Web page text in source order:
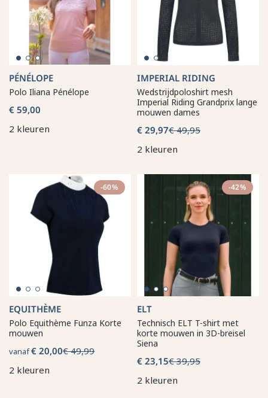
PÉNÉLOPE
Polo Iliana Pénélope
€ 59,00
2 kleuren
IMPERIAL RIDING
Wedstrijdpoloshirt mesh
Imperial Riding Grandprix lange
mouwen dames
€ 29,97€ 49,95
2 kleuren
-60%
EQUITHÈME
Polo Equithème Funza Korte
mouwen
vanaf€ 20,00€ 49,99
2 kleuren
-42%
ELT
Technisch ELT T-shirt met
korte mouwen in 3D-breisel
Siena
€ 23,15€ 39,95
2 kleuren